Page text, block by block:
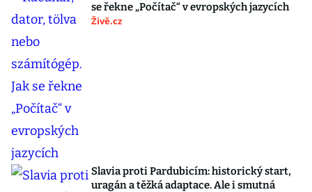
se řekne „Počítač“ v evropských jazycích
Živě.cz
Slavia proti Pardubicím: historický start,
uragán a těžká adaptace. Ale i smutná